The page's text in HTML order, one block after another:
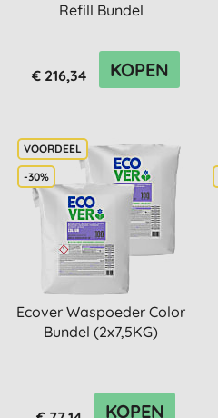
Refill Bundel
€ 216,34 KOPEN
-30%
Ecover Waspoeder Color
Bundel (2x7,5KG)
KOPEN